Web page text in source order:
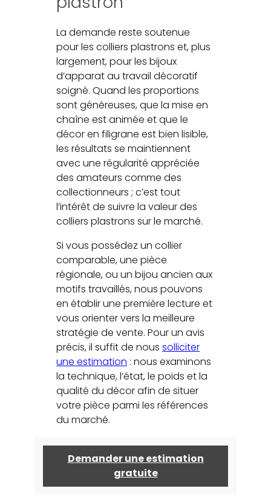
La demande reste soutenue
pour les colliers plastrons et, plus
largement, pour les bijoux
d’apparat au travail décoratif
soigné. Quand les proportions
sont généreuses, que la mise en
chaîne est animée et que le
décor en filigrane est bien lisible,
les résultats se maintiennent
avec une régularité appréciée
des amateurs comme des
collectionneurs ; c’est tout
l’intérêt de suivre la valeur des
colliers plastrons sur le marché.
Si vous possédez un collier
comparable, une pièce
régionale, ou un bijou ancien aux
motifs travaillés, nous pouvons
en établir une première lecture et
vous orienter vers la meilleure
stratégie de vente. Pour un avis
précis, il suffit de noussolliciter
une estimation : nous examinons
la technique, l’état, le poids et la
qualité du décor afin de situer
votre pièce parmi les références
du marché.
Demander une estimation
gratuite